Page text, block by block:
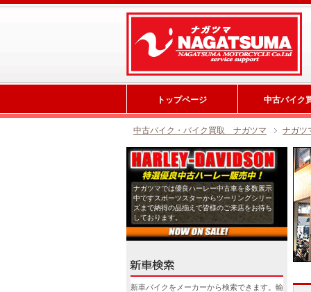
トップページ 中古バイク
中古バイク・バイク買取 ナガツマ ナガツ
ナガツマでは優良ハーレー中古車を多数展示
中ですスポーツスターからツーリングシリー
ズまで納得の品揃えで皆様のご来店をお待ち
しております。
新車バイクをメーカーから検索できます。輸